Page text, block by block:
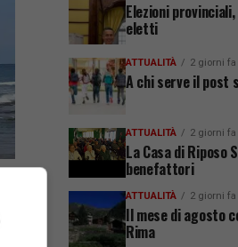
Elezioni
eletti
ATTUALITÀ 2 giorni fa
A chi serve il post
ATTUALITÀ 2 giorni fa
La Casa di Riposo
benefattori
ATTUALITÀ 2 giorni fa
Il mese di agosto
Rima